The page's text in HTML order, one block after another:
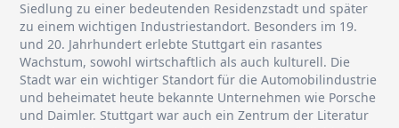
Siedlung zu einer bedeutenden Residenzstadt und später
zu einem wichtigen Industriestandort. Besonders im 19.
und 20. Jahrhundert erlebte Stuttgart ein rasantes
Wachstum, sowohl wirtschaftlich als auch kulturell. Die
Stadt war ein wichtiger Standort für die Automobilindustrie
und beheimatet heute bekannte Unternehmen wie Porsche
und Daimler. Stuttgart war auch ein Zentrum der Literatur